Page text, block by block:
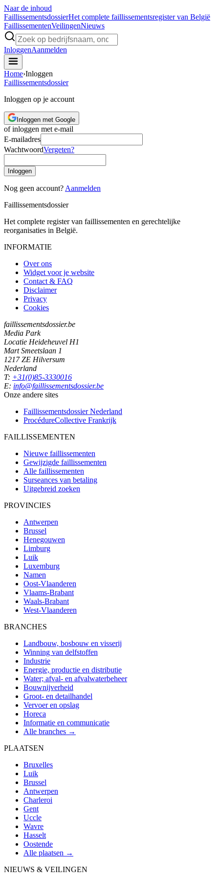
Naar de inhoud
FaillissementsdossierHet complete faillissementsregister van België
FaillissementenVeilingenNieuws
InloggenAanmelden
Home›Inloggen
Faillissementsdossier
Inloggen op je account
Inloggen met Google
of inloggen met e-mail
E-mailadres
WachtwoordVergeten?
Inloggen
Nog geen account? Aanmelden
Faillissementsdossier
Het complete register van faillissementen en gerechtelijke
reorganisaties in België.
INFORMATIE
Over ons
Widget voor je website
Contact & FAQ
Disclaimer
Privacy
Cookies
faillissementsdossier.be
Media Park
Locatie Heideheuvel H1
Mart Smeetslaan 1
1217 ZE Hilversum
Nederland
T: +31(0)85-3330016
E: info@faillissementsdossier.be
Onze andere sites
Faillissementsdossier Nederland
ProcédureCollective Frankrijk
FAILLISSEMENTEN
Nieuwe faillissementen
Gewijzigde faillissementen
Alle faillissementen
Surseances van betaling
Uitgebreid zoeken
PROVINCIES
Antwerpen
Brussel
Henegouwen
Limburg
Luik
Luxemburg
Namen
Oost-Vlaanderen
Vlaams-Brabant
Waals-Brabant
West-Vlaanderen
BRANCHES
Landbouw, bosbouw en visserij
Winning van delfstoffen
Industrie
Energie, productie en distributie
Water; afval- en afvalwaterbeheer
Bouwnijverheid
Groot- en detailhandel
Vervoer en opslag
Horeca
Informatie en communicatie
Alle branches →
PLAATSEN
Bruxelles
Luik
Brussel
Antwerpen
Charleroi
Gent
Uccle
Wavre
Hasselt
Oostende
Alle plaatsen →
NIEUWS & VEILINGEN